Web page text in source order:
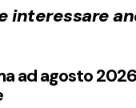
interessare
ad agosto